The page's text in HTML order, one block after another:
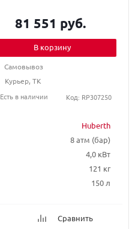
Huberth
8 атм (бар)
4,0 кВт
121 кг
150 л
Сравнить
81 551 руб.
В корзину
Самовывоз
Курьер, ТК
Есть в наличии
Код: RP307250